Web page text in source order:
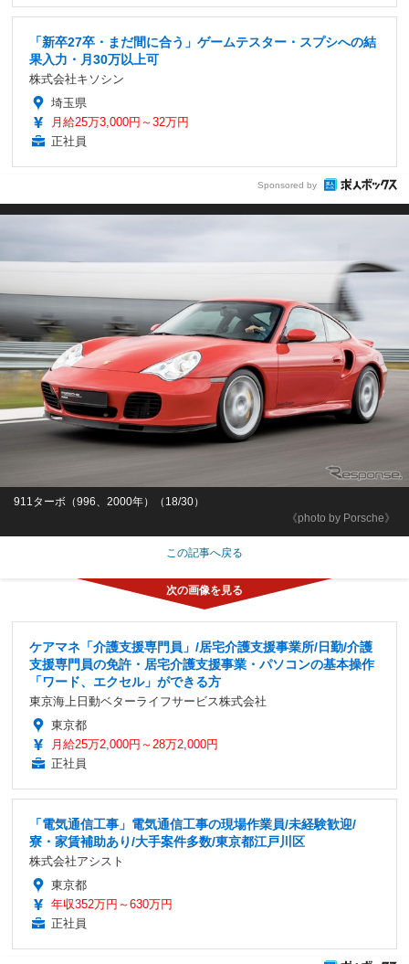
「新卒27卒・まだ間に合う」ゲームテスター・スプシへの結
果入力・月30万以上可
株式会社キソシン
埼玉県
月給25万3,000円～32万円
正社員
Sponsored by
《photo by Porsche》
911ターボ（996、2000年）（18/30）
この記事へ戻る
ケアマネ「介護支援専門員」/居宅介護支援事業所/日勤/介護
支援専門員の免許・居宅介護支援事業・パソコンの基本操作
「ワード、エクセル」ができる方
東京海上日動ベターライフサービス株式会社
東京都
月給25万2,000円～28万2,000円
正社員
「電気通信工事」電気通信工事の現場作業員/未経験歓迎/
寮・家賃補助あり/大手案件多数/東京都江戸川区
株式会社アシスト
東京都
年収352万円～630万円
正社員